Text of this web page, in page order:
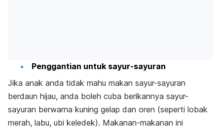
Penggantian untuk sayur-sayuran
Jika anak anda tidak mahu makan sayur-sayuran
berdaun hijau, anda boleh cuba berikannya sayur-
sayuran berwarna kuning gelap dan oren (seperti lobak
merah, labu, ubi keledek). Makanan-makanan ini